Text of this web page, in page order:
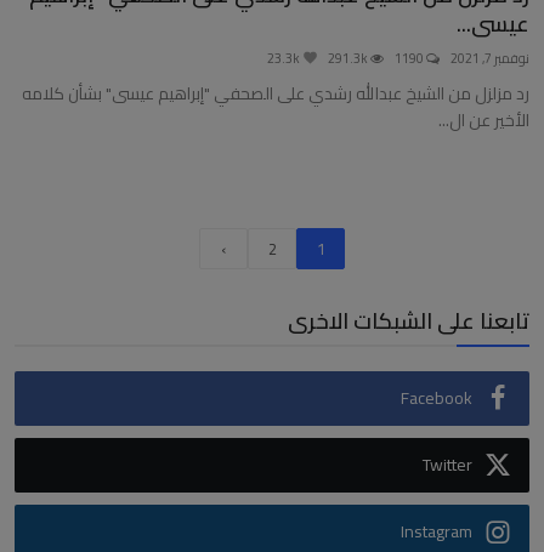
عيسى...
نوفمبر 7, 2021
رد مزلزل من الشيخ عبدالله رشدي على الصحفي "إبراهيم عيسى" بشأن كلامه
الأخير عن ال...
1
2
›
تابعنا على الشبكات الاخرى
Facebook
Twitter
Instagram